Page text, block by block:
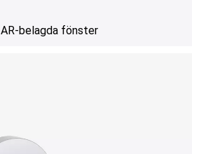
AR-belagda fönster